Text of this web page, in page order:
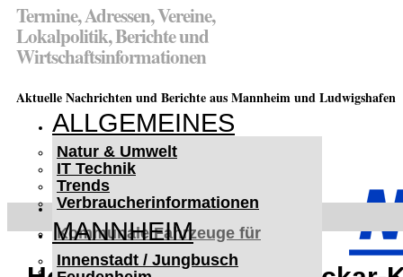
Termine, Adressen, Vereine,
Lokalpolitik, Berichte und
Wirtschaftsinformationen
Aktuelle Nachrichten und Berichte aus Mannheim und Ludwigshafen
ALLGEMEINES
Natur & Umwelt
IT Technik
Trends
Verbraucherinformationen
MANNHEIM
Innenstadt / Jungbusch
< UKRAINE >
Kommunale Fahrzeuge für
Czernowitz
Nutzfahrzeuge für Czernowitz